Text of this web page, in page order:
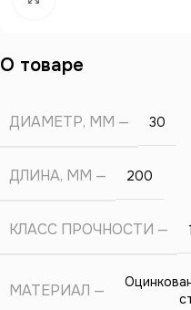
О товаре
ДИАМЕТР, ММ 30
ДЛИНА, ММ 200
КЛАСС ПРОЧНОСТИ
МАТЕРИАЛ